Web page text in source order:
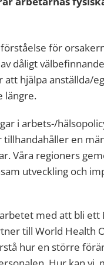
för
dåligt
hjälpa anställda/
längre.
i arbets-/
en
Våra regioners
utveckling och
med att bli
till World Health
hur en större